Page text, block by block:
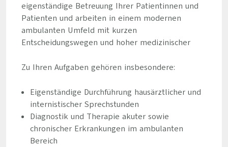
eigenständige Betreuung Ihrer Patientinnen und
Patienten und arbeiten in einem modernen
ambulanten Umfeld mit kurzen
Entscheidungswegen und hoher medizinischer
Zu Ihren Aufgaben gehören insbesondere:
Eigenständige Durchführung hausärztlicher und
internistischer Sprechstunden
Diagnostik und Therapie akuter sowie
chronischer Erkrankungen im ambulanten
Bereich